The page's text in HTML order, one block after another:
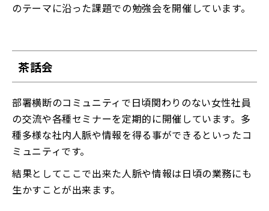
のテーマに沿った課題での勉強会を開催しています。
茶話会
部署横断のコミュニティで日頃関わりのない女性社員
の交流や各種セミナーを定期的に開催しています。多
種多様な社内人脈や情報を得る事ができるといったコ
ミュニティです。
結果としてここで出来た人脈や情報は日頃の業務にも
生かすことが出来ます。